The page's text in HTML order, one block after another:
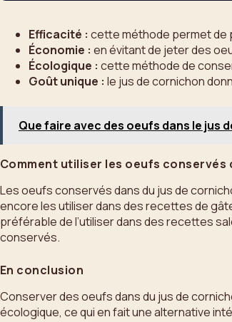
Efficacité : cette méthode permet de
Économie : en évitant de jeter des
Écologique : cette méthode de
Goût unique : le jus de cornichon
Que faire avec des oeufs dans le jus
Comment utiliser les oeufs conservés
Les oeufs conservés dans du jus de
encore les utiliser dans des recettes de
préférable de l’utiliser dans des recettes
conservés.
En conclusion
Conserver des oeufs dans du jus de
écologique, ce qui en fait une alternative